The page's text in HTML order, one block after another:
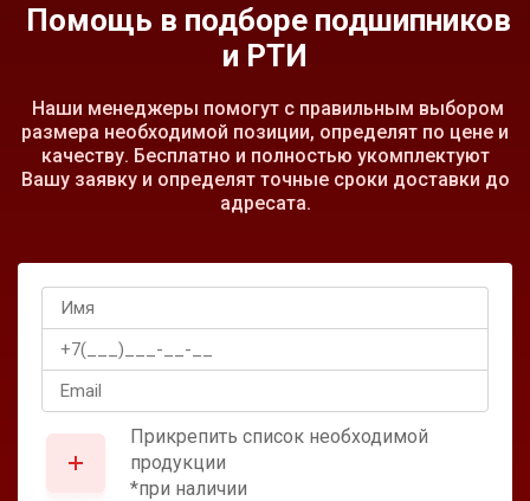
Помощь в подборе подшипников
и РТИ
Наши менеджеры помогут с правильным выбором
размера необходимой позиции, определят по цене и
качеству. Бесплатно и полностью укомплектуют
Вашу заявку и определят точные сроки доставки до
адресата.
Прикрепить список необходимой
продукции
*при наличии